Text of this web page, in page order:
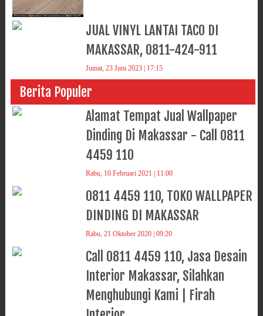
JUAL VINYL LANTAI TACO DI
MAKASSAR, 0811-424-911
Jumat, 23 Juni 2023 | 17:15
Berita Populer
Alamat Tempat Jual Wallpaper
Dinding Di Makassar - Call 0811
4459 110
Rabu, 10 Februari 2021 | 11:00
0811 4459 110, TOKO WALLPAPER
DINDING DI MAKASSAR
Rabu, 21 Oktober 2020 | 09:20
Call 0811 4459 110, Jasa Desain
Interior Makassar, Silahkan
Menghubungi Kami | Firah